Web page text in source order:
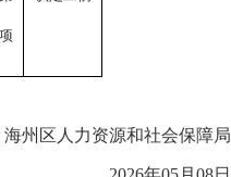
海州区人力资源和社会保障局